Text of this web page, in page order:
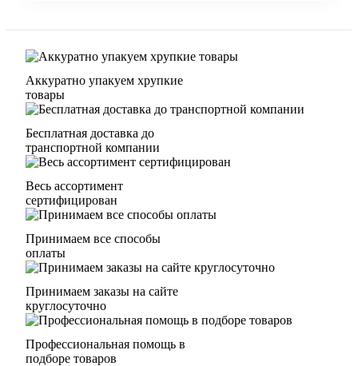
Аккуратно упакуем хрупкие
товары
Бесплатная доставка до
транспортной компании
Весь ассортимент
сертифицирован
Принимаем все способы
оплаты
Принимаем заказы на сайте
круглосуточно
Профессиональная помощь в
подборе товаров